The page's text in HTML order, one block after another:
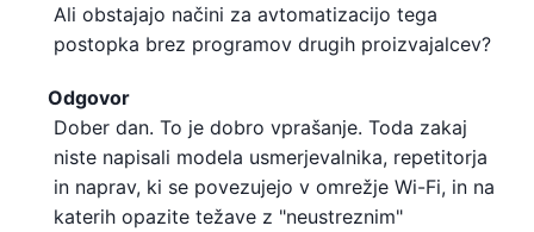
Ali obstajajo načini za avtomatizacijo tega
postopka brez programov drugih proizvajalcev?
Odgovor
Dober dan. To je dobro vprašanje. Toda zakaj
niste napisali modela usmerjevalnika, repetitorja
in naprav, ki se povezujejo v omrežje Wi-Fi, in na
katerih opazite težave z "neustreznim"